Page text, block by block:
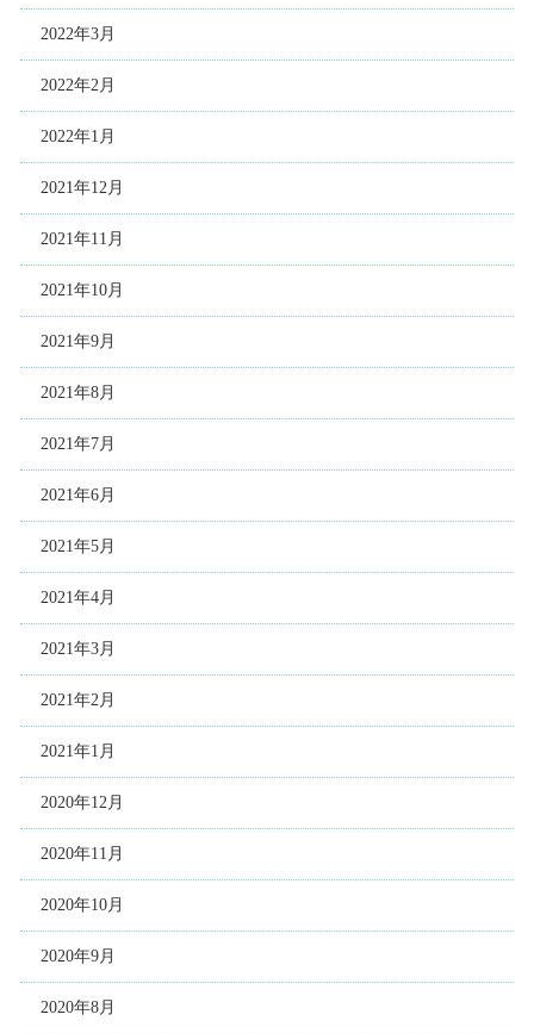
2022年3月
2022年2月
2022年1月
2021年12月
2021年11月
2021年10月
2021年9月
2021年8月
2021年7月
2021年6月
2021年5月
2021年4月
2021年3月
2021年2月
2021年1月
2020年12月
2020年11月
2020年10月
2020年9月
2020年8月